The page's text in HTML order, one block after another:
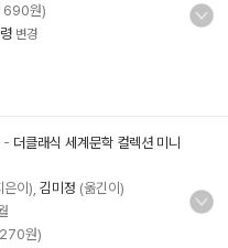
690원)
변경
- 더클래식 세계문학 컬렉션 미니
은이), 김미정 (옮긴이)
원)